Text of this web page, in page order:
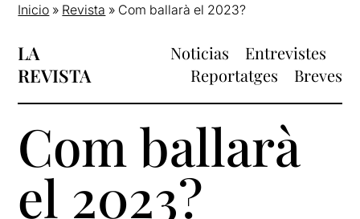
Inicio » Revista » Com ballarà el 2023?
LA
REVISTA
Noticias
Entrevistes
Reportatges
Breves
Com ballarà
el 2023?